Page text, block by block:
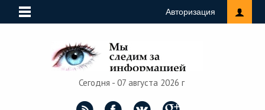
Авторизация
Сегодня - 07 августа 2026 г